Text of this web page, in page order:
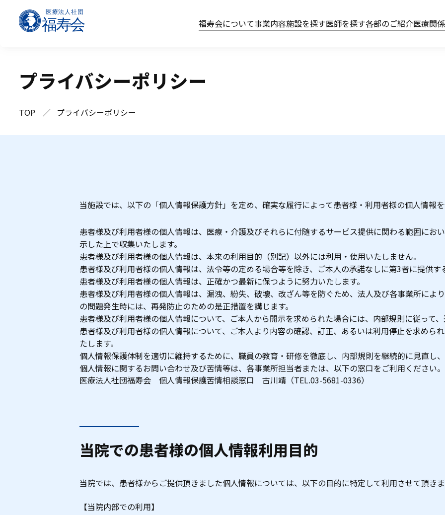
福寿会について事業内容施設を探す医師を探す各部のご紹介医療関
プライバシーポリシー
TOP プライバシーポリシー
当施設では、以下の「個人情報保護方針」を定め、確実な履行によって患者様・利用者様の個人情報
患者様及び利用者様の個人情報は、医療・介護及びそれらに付随するサービス提供に関わる範囲にお
示した上で収集いたします。
患者様及び利用者様の個人情報は、本来の利用目的（別記）以外には利用・使用いたしません。
患者様及び利用者様の個人情報は、法令等の定める場合等を除き、ご本人の承諾なしに第3者に提供
患者様及び利用者様の個人情報は、正確かつ最新に保つように努力いたします。
患者様及び利用者様の個人情報は、漏洩、紛失、破壊、改ざん等を防ぐため、法人及び各事業所によ
の問題発生時には、再発防止のための是正措置を講じます。
患者様及び利用者様の個人情報について、ご本人から開示を求められた場合には、内部規則に従って
患者様及び利用者様の個人情報について、ご本人より内容の確認、訂正、あるいは利用停止を求めら
たします。
個人情報保護体制を適切に維持するために、職員の教育・研修を徹底し、内部規則を継続的に見直し
個人情報に関するお問い合わせ及び苦情等は、各事業所担当者または、以下の窓口をご利用ください。
医療法人社団福寿会 個人情報保護苦情相談窓口 古川靖（TEL.03-5681-0336）
当院での患者様の個人情報利用目的
当院では、患者様からご提供頂きました個人情報については、以下の目的に特定して利用させて頂き
【当院内部での利用】